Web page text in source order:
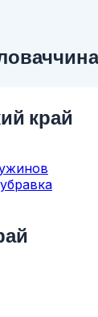
край